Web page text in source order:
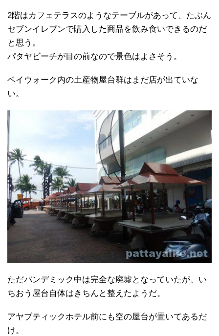
2階はカフェテラスのようなテーブルがあって、たぶん
セブンイレブンで購入した商品を飲み食いできるのだ
と思う。
パタヤビーチが目の前なので景色はよさそう。
ベイウォーク内の土産物屋台群はまだ店が出ていな
い。
ただパンデミック中は完全な廃墟となっていたが、い
ちおう屋台自体はきちんと整えたようだ。
アヤブティックホテル前にも空の屋台が置いてあるだ
け。